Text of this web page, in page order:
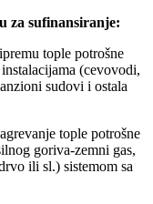
za sufinansiranje:
tople potrošne
(cevovodi,
sudovi i ostala
tople potrošne
goriva-zemni gas,
ili sl.) sistemom sa